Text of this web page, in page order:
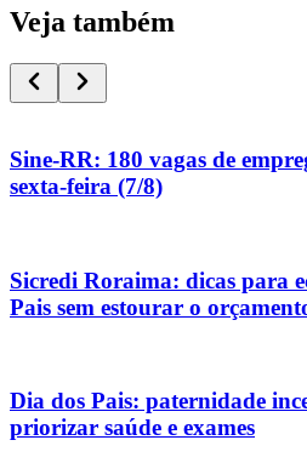
Veja também
Sine-RR: 180 vagas de
sexta-feira (7/8)
Sicredi Roraima: dicas para
Pais sem estourar o
Dia dos Pais: paternidade
priorizar saúde e exames